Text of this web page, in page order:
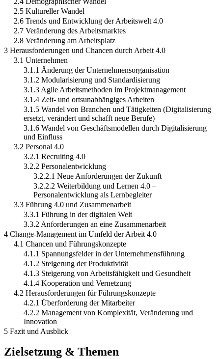
2.5 Kultureller Wandel
2.6 Trends und Entwicklung der Arbeitswelt 4.0
2.7 Veränderung des Arbeitsmarktes
2.8 Veränderung am Arbeitsplatz
3 Herausforderungen und Chancen durch Arbeit 4.0
3.1 Unternehmen
3.1.1 Änderung der Unternehmensorganisation
3.1.2 Modularisierung und Standardisierung
3.1.3 Agile Arbeitsmethoden im Projektmanagement
3.1.4 Zeit- und ortsunabhängiges Arbeiten
3.1.5 Wandel von Branchen und Tätigkeiten (Digitalisierung
ersetzt, verändert und schafft neue Berufe)
3.1.6 Wandel von Geschäftsmodellen durch Digitalisierung
und Einfluss
3.2 Personal 4.0
3.2.1 Recruiting 4.0
3.2.2 Personalentwicklung
3.2.2.1 Neue Anforderungen der Zukunft
3.2.2.2 Weiterbildung und Lernen 4.0 –
Personalentwicklung als Lernbegleiter
3.3 Führung 4.0 und Zusammenarbeit
3.3.1 Führung in der digitalen Welt
3.3.2 Anforderungen an eine Zusammenarbeit
4 Change-Management im Umfeld der Arbeit 4.0
4.1 Chancen und Führungskonzepte
4.1.1 Spannungsfelder in der Unternehmensführung
4.1.2 Steigerung der Produktivität
4.1.3 Steigerung von Arbeitsfähigkeit und Gesundheit
4.1.4 Kooperation und Vernetzung
4.2 Herausforderungen für Führungskonzepte
4.2.1 Überforderung der Mitarbeiter
4.2.2 Management von Komplexität, Veränderung und
Innovation
5 Fazit und Ausblick
Zielsetzung & Themen